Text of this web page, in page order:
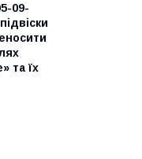
09-
та їх